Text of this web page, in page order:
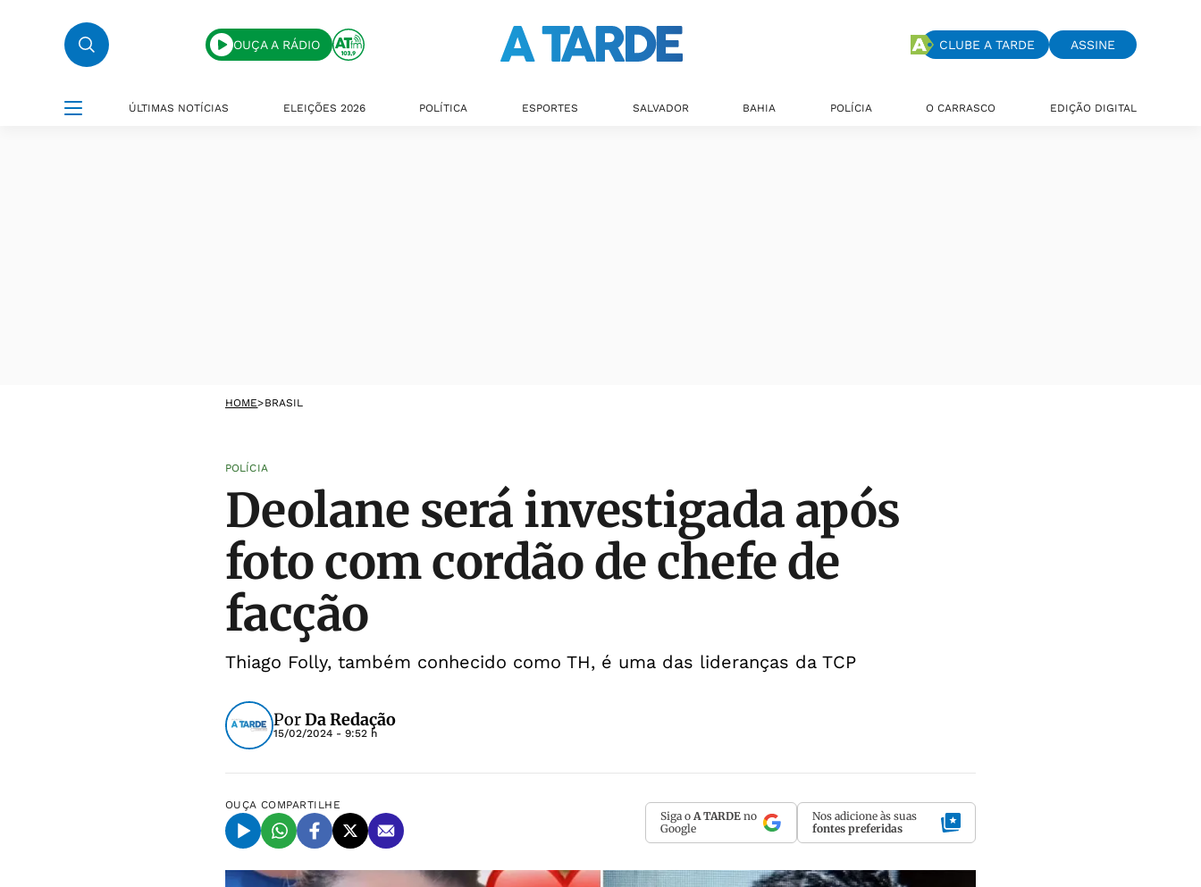
OUÇA A RÁDIO CLUBE A TARDE ASSINE
ÚLTIMAS NOTÍCIAS ELEIÇÕES 2026 POLÍTICA ESPORTES SALVADOR BAHIA POLÍCIA O CARRASCO EDIÇÃO DIGITAL
HOME>BRASIL
POLÍCIA
Deolane será investigada após
foto com cordão de chefe de
facção
Thiago Folly, também conhecido como TH, é uma das lideranças da TCP
PorDa Redação
15/02/2024 - 9:52 h
OUÇA COMPARTILHE
Siga o A TARDE no
Google
Nos adicione às suas
fontes preferidas